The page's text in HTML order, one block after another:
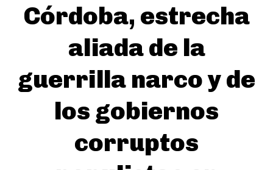
Córdoba, estrecha
aliada de la
guerrilla narco y de
los gobiernos
corruptos